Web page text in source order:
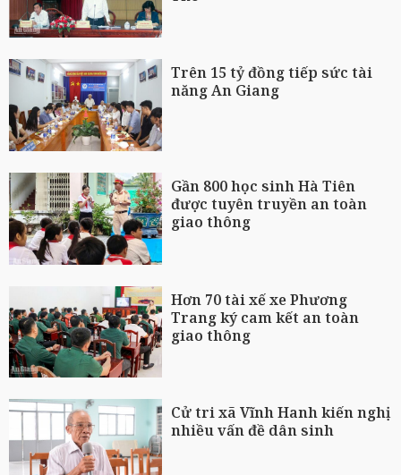
Trên 15 tỷ đồng tiếp sức tài
năng An Giang
Gần 800 học sinh Hà Tiên
được tuyên truyền an toàn
giao thông
Hơn 70 tài xế xe Phương
Trang ký cam kết an toàn
giao thông
Cử tri xã Vĩnh Hanh kiến nghị
nhiều vấn đề dân sinh